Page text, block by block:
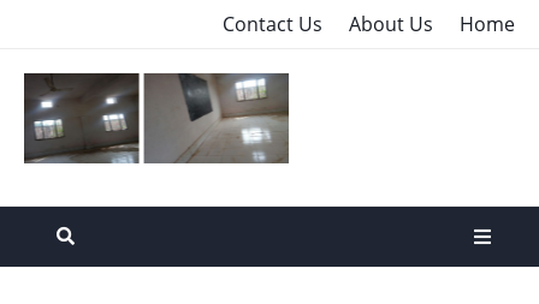
Home
About Us
Contact Us